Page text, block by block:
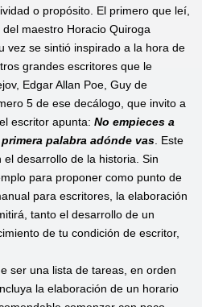
o propósito. El primero que leí,
maestro Horacio Quiroga
vez se sintió inspirado a la hora de
grandes escritores que le
Edgar Allan Poe, Guy de
5 de ese decálogo, que invito a
escritor apunta: No empieces a
palabra adónde vas . Este
desarrollo de la historia. Sin
para proponer como punto de
para escritores, la elaboración
tanto el desarrollo de un
de tu condición de escritor,
ser una lista de tareas, en orden
la elaboración de un horario